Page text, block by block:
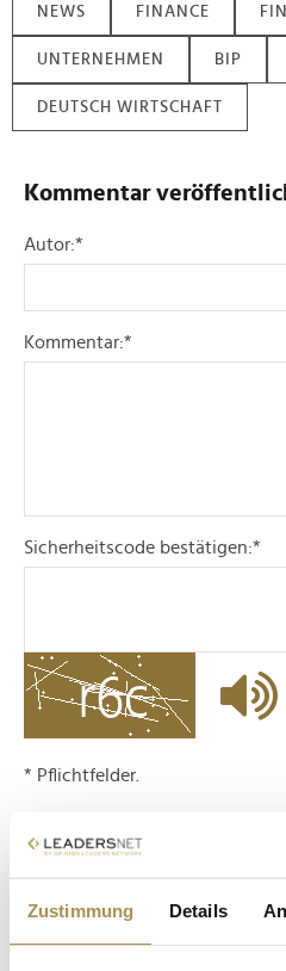
Zustimmung Details
NEWS FINANCE
UNTERNEHMEN BIP
DEUTSCH WIRTSCHAFT
Kommentar
Autor:*
Kommentar:*
Sicherheitscode bestätigen:*
* Pflichtfelder.